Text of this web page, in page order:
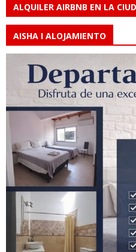
ALQUILER AIRBNB EN LA
AISHA I ALOJAMIENTO